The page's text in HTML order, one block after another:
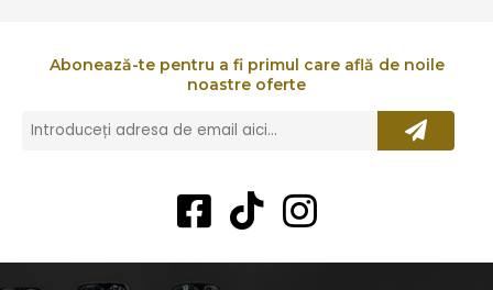
Abonează-te pentru a fi primul care află de noile
noastre oferte